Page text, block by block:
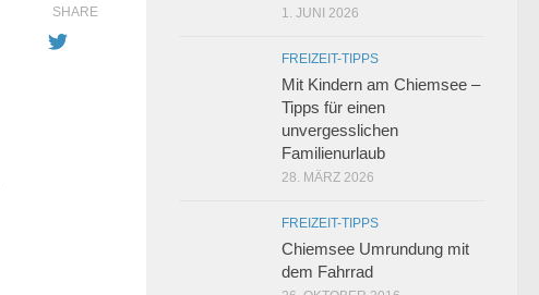
SHARE 1. JUNI 2026
FREIZEIT-TIPPS
Mit Kindern am Chiemsee –
Tipps für einen
unvergesslichen
Familienurlaub
28. MÄRZ 2026
FREIZEIT-TIPPS
Chiemsee Umrundung mit
dem Fahrrad